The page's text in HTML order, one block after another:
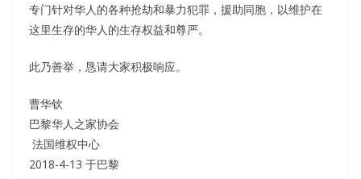
专门针对华人的各种抢劫和暴力犯罪，援助同胞，以维护在
这里生存的华人的生存权益和尊严。
此乃善举，恳请大家积极响应。
曹华钦
巴黎华人之家协会
​​​​​​​​​​ 法国维权中心
2018-4-13 于巴黎